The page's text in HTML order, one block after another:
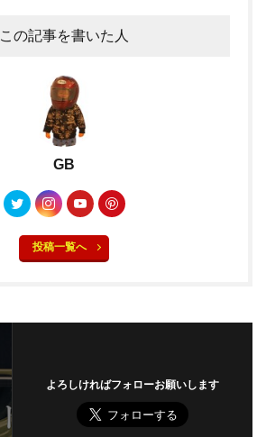
この記事を書いた人
GB
投稿一覧へ
よろしければフォローお願いします